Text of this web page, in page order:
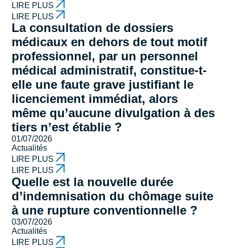
LIRE PLUS
LIRE PLUS
La consultation de dossiers
médicaux en dehors de tout motif
professionnel, par un personnel
médical administratif, constitue-t-
elle une faute grave justifiant le
licenciement immédiat, alors
même qu’aucune divulgation à des
tiers n’est établie ?
01/07/2026
Actualités
LIRE PLUS
LIRE PLUS
Quelle est la nouvelle durée
d’indemnisation du chômage suite
à une rupture conventionnelle ?
03/07/2026
Actualités
LIRE PLUS